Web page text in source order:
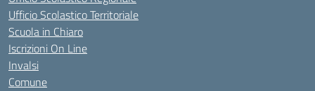
Ufficio Scolastico Territoriale
Scuola in Chiaro
Iscrizioni On Line
Invalsi
Comune